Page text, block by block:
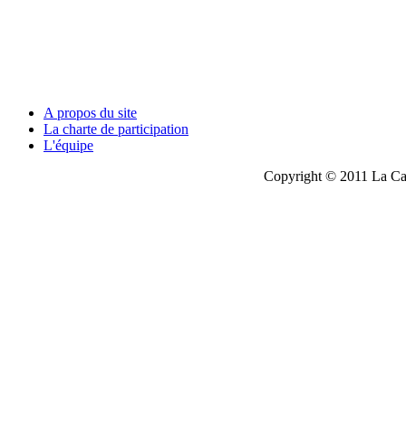
A propos du site
La charte de participation
L'équipe
Copyright © 2011 La